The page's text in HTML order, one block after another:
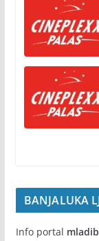
Na jesen
Starčevica
Srpskoj
05/08/2026
BANJALUKA
Info portal